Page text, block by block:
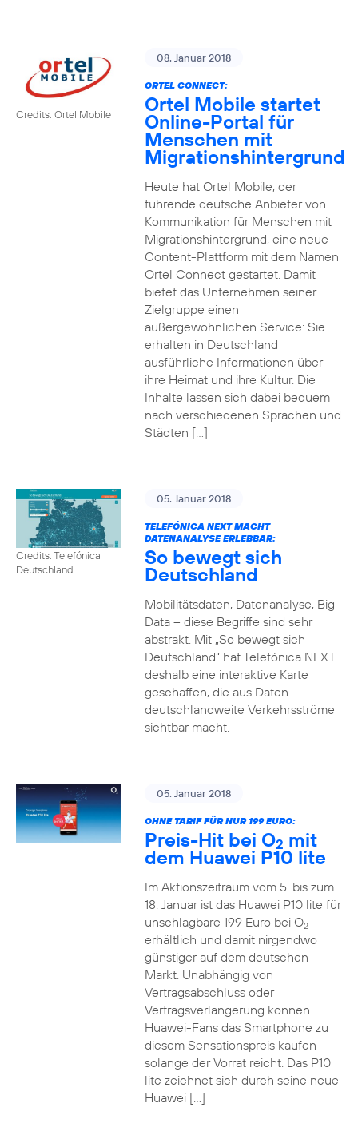
Credits: Ortel Mobile
08. Januar 2018
ORTEL CONNECT:
Ortel Mobile startet
Online-Portal für
Menschen mit
Migrationshintergrund
Heute hat Ortel Mobile, der
führende deutsche Anbieter von
Kommunikation für Menschen mit
Migrationshintergrund, eine neue
Content-Plattform mit dem Namen
Ortel Connect gestartet. Damit
bietet das Unternehmen seiner
Zielgruppe einen
außergewöhnlichen Service: Sie
erhalten in Deutschland
ausführliche Informationen über
ihre Heimat und ihre Kultur. Die
Inhalte lassen sich dabei bequem
nach verschiedenen Sprachen und
Städten […]
Credits: Telefónica
Deutschland
05. Januar 2018
TELEFÓNICA NEXT MACHT
DATENANALYSE ERLEBBAR:
So bewegt sich
Deutschland
Mobilitätsdaten, Datenanalyse, Big
Data – diese Begriffe sind sehr
abstrakt. Mit „So bewegt sich
Deutschland“ hat Telefónica NEXT
deshalb eine interaktive Karte
geschaffen, die aus Daten
deutschlandweite Verkehrsströme
sichtbar macht.
05. Januar 2018
OHNE TARIF FÜR NUR 199 EURO:
Preis-Hit bei O2 mit
dem Huawei P10 lite
Im Aktionszeitraum vom 5. bis zum
18. Januar ist das Huawei P10 lite für
unschlagbare 199 Euro bei O2
erhältlich und damit nirgendwo
günstiger auf dem deutschen
Markt. Unabhängig von
Vertragsabschluss oder
Vertragsverlängerung können
Huawei-Fans das Smartphone zu
diesem Sensationspreis kaufen –
solange der Vorrat reicht. Das P10
lite zeichnet sich durch seine neue
Huawei […]